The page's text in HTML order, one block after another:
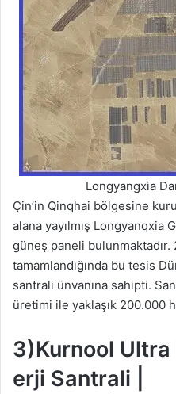
Longyangxia
Çin’in Qinqhai bölgesine
alana yayılmış Longyanqxia
güneş paneli bulunmaktadır.
tamamlandığında bu tesis
santrali ünvanına sahipti.
üretimi ile yaklaşık 200.000
3)Kurnool Ultra
erji Santrali |